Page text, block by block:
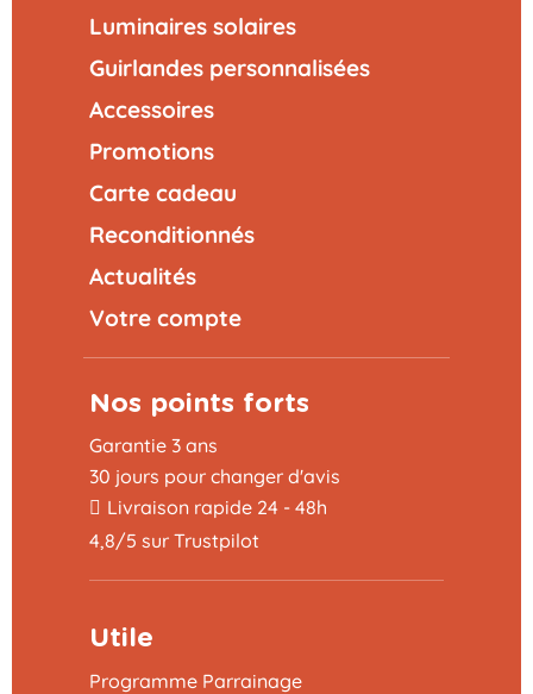
Luminaires solaires
Guirlandes personnalisées
Accessoires
Promotions
Carte cadeau
Reconditionnés
Actualités
Votre compte
Nos points forts
Garantie 3 ans
30 jours pour changer d'avis
Livraison rapide 24 - 48h
4,8/5 sur Trustpilot
Utile
Programme Parrainage